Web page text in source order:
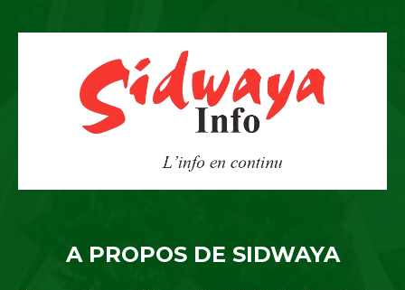
A PROPOS DE SIDWAYA